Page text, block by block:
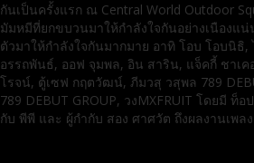
กันเป็นครั้งแรก ณ Central World Outdoor
มัมหมีที่ยกขบวนมาให้กำลังใจกันอย่างเนืองแ
ตัวมาให้กำลังใจกันมากมาย อาทิ โอบ โอบนิธิ
อรรถพันธ์, ออฟ จุมพล, อิน สาริน, แจ็คกี้ ชาเ
โรจน์, ตู้เซฟ กฤตวัฒน์, ภีมวสุ วสุพล 789
789 DEBUT GROUP, วงMXFRUIT โดยมี
กับ พีพี และ ผู้กำกับ สอง ศาศวัต ถึงผลงานเพล